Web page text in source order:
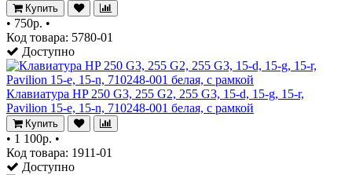
Купить
• 750р. •
Код товара: 5780-01
Доступно
Клавиатура HP 250 G3, 255 G2, 255 G3, 15-d, 15-g, 15-r,
Pavilion 15-e, 15-n, 710248-001 белая, с рамкой
Купить
• 1 100р. •
Код товара: 1911-01
Доступно